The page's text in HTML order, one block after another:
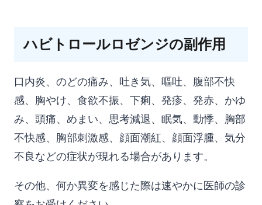
ハビトロールロゼンジの副作用
口内炎、のどの痛み、吐き気、嘔吐、腹部不快
感、胸やけ、食欲不振、下痢、発疹、発赤、かゆ
み、頭痛、めまい、思考減退、眠気、動悸、胸部
不快感、胸部刺激感、顔面潮紅、顔面浮腫、気分
不良などの症状が現れる場合があります。
その他、何か異変を感じた際は速やかに医師の診